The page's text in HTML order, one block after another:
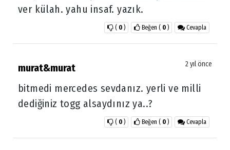
ver külah. yahu insaf. yazık.
Cevapla
Beğen ( 0 )
( 0 )
murat&murat 2 yıl önce
bitmedi mercedes sevdanız. yerli ve milli
dediğiniz togg alsaydınız ya..?
Cevapla
Beğen ( 0 )
( 0 )